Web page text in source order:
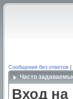
Сообщения без ответов |
Часто
Вход на